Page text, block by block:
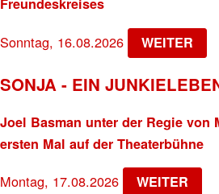
Freundeskreises
Sonntag, 16.08.2026 WEITER
SONJA - EIN
Joel Basman unter der Regie von
ersten Mal auf der Theaterbühne
Montag, 17.08.2026 WEITER